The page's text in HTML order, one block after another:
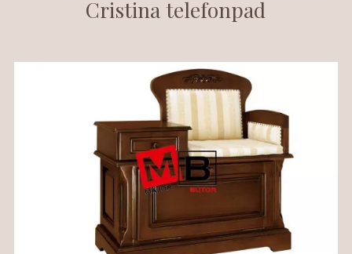
Cristina telefonpad